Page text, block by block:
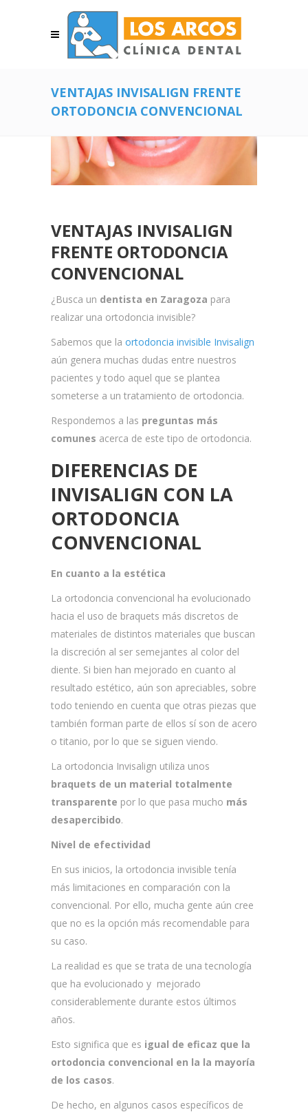
VENTAJAS INVISALIGN FRENTE
ORTODONCIA CONVENCIONAL
VENTAJAS INVISALIGN
FRENTE ORTODONCIA
CONVENCIONAL
¿Busca un dentista en Zaragoza para
realizar una ortodoncia invisible?
Sabemos que la ortodoncia invisible Invisalign
aún genera muchas dudas entre nuestros
pacientes y todo aquel que se plantea
someterse a un tratamiento de ortodoncia.
Respondemos a las preguntas más
comunes acerca de este tipo de ortodoncia.
DIFERENCIAS DE
INVISALIGN CON LA
ORTODONCIA
CONVENCIONAL
En cuanto a la estética
La ortodoncia convencional ha evolucionado
hacia el uso de braquets más discretos de
materiales de distintos materiales que buscan
la discreción al ser semejantes al color del
diente. Si bien han mejorado en cuanto al
resultado estético, aún son apreciables, sobre
todo teniendo en cuenta que otras piezas que
también forman parte de ellos sí son de acero
o titanio, por lo que se siguen viendo.
La ortodoncia Invisalign utiliza unos
braquets de un material totalmente
transparente por lo que pasa mucho más
desapercibido.
Nivel de efectividad
En sus inicios, la ortodoncia invisible tenía
más limitaciones en comparación con la
convencional. Por ello, mucha gente aún cree
que no es la opción más recomendable para
su caso.
La realidad es que se trata de una tecnología
que ha evolucionado y mejorado
considerablemente durante estos últimos
años.
Esto significa que es igual de eficaz que la
ortodoncia convencional en la la mayoría
de los casos.
De hecho, en algunos casos específicos de